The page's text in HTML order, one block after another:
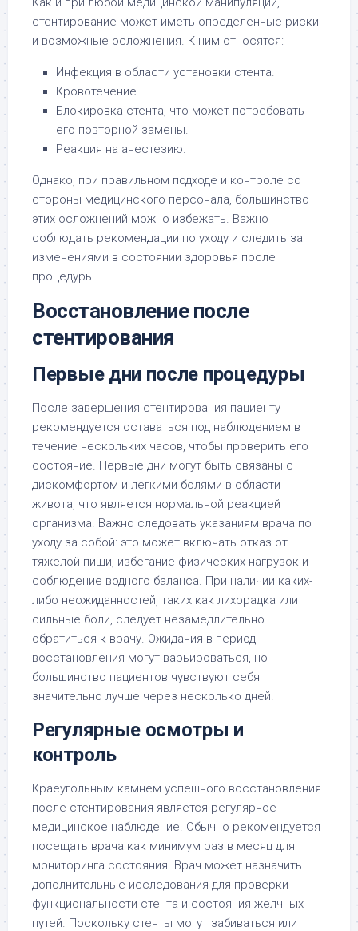
стентирование может иметь определенные риски
и возможные осложнения. К ним относятся:
Инфекция в области установки стента.
Кровотечение.
Блокировка стента, что может потребовать
его повторной замены.
Реакция на анестезию.
Однако, при правильном подходе и контроле со
стороны медицинского персонала, большинство
этих осложнений можно избежать. Важно
соблюдать рекомендации по уходу и следить за
изменениями в состоянии здоровья после
процедуры.
Восстановление после
стентирования
Первые дни после процедуры
После завершения стентирования пациенту
рекомендуется оставаться под наблюдением в
течение нескольких часов, чтобы проверить его
состояние. Первые дни могут быть связаны с
дискомфортом и легкими болями в области
живота, что является нормальной реакцией
организма. Важно следовать указаниям врача по
уходу за собой: это может включать отказ от
тяжелой пищи, избегание физических нагрузок и
соблюдение водного баланса. При наличии каких-
либо неожиданностей, таких как лихорадка или
сильные боли, следует незамедлительно
обратиться к врачу. Ожидания в период
восстановления могут варьироваться, но
большинство пациентов чувствуют себя
значительно лучше через несколько дней.
Регулярные осмотры и
контроль
Краеугольным камнем успешного восстановления
после стентирования является регулярное
медицинское наблюдение. Обычно рекомендуется
посещать врача как минимум раз в месяц для
мониторинга состояния. Врач может назначить
дополнительные исследования для проверки
функциональности стента и состояния желчных
путей. Поскольку стенты могут забиваться или